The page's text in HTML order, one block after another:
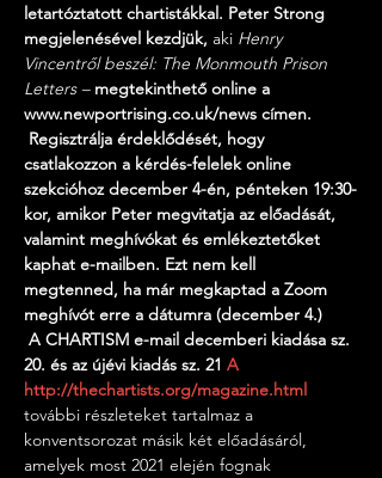
letartóztatott chartistákkal. Peter Strong
megjelenésével kezdjük, aki Henry
Vincentről beszél: The Monmouth Prison
Letters – megtekinthető online a
www.newportrising.co.uk/news címen.
Regisztrálja érdeklődését, hogy
csatlakozzon a kérdés-felelek online
szekcióhoz december 4-én, pénteken 19:30-
kor, amikor Peter megvitatja az előadását,
valamint meghívókat és emlékeztetőket
kaphat e-mailben. Ezt nem kell
megtenned, ha már megkaptad a Zoom
meghívót erre a dátumra (december 4.)
A CHARTISM e-mail decemberi kiadása sz.
20. és az újévi kiadás sz. 21 A
http://thechartists.org/magazine.html
további részleteket tartalmaz a
konventsorozat másik két előadásáról,
amelyek most 2021 elején fognak